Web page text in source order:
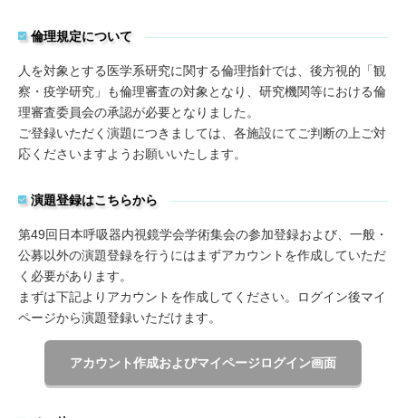
倫理規定について
人を対象とする医学系研究に関する倫理指針では、後方視的「観
察・疫学研究」も倫理審査の対象となり、研究機関等における倫
理審査委員会の承認が必要となりました。
ご登録いただく演題につきましては、各施設にてご判断の上ご対
応くださいますようお願いいたします。
演題登録はこちらから
第49回日本呼吸器内視鏡学会学術集会の参加登録および、一般・
公募以外の演題登録を行うにはまずアカウントを作成していただ
く必要があります。
まずは下記よりアカウントを作成してください。ログイン後マイ
ページから演題登録いただけます。
アカウント作成およびマイページログイン画面